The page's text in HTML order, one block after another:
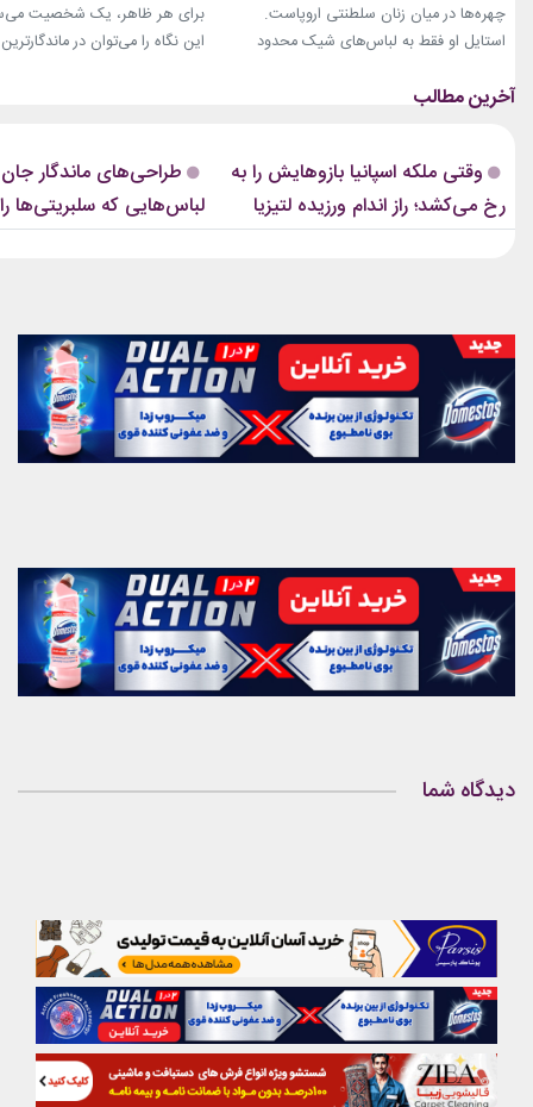
چهره‌ها در میان زنان سلطنتی اروپاست.
استایل او فقط به لباس‌های شیک محدود
توجه قرار گرفته است. بازوهای عضلانی و
ویژگی‌های ظاهری‌اش تبدیل شده‌اند.
رسانه‌های مد نیز سال‌هاست...
برای هر ظاهر، یک شخصیت
این نگاه را می‌توان در
بسیاری از طراحی‌های او،
مراسم...
وقتی ملکه اسپانیا بازوهایش را به
رخ می‌کشد؛ راز اندام ورزیده لتیزیا
چیست؟
طراحی‌های ماندگار جان
لباس‌هایی که سلبریتی‌ها
مد بردند
دیدگاه شما